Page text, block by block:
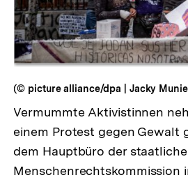
(© picture alliance/dpa | Jacky
Vermummte Aktivistinnen
einem Protest gegen Gewalt
dem Hauptbüro der
Menschenrechtskommission